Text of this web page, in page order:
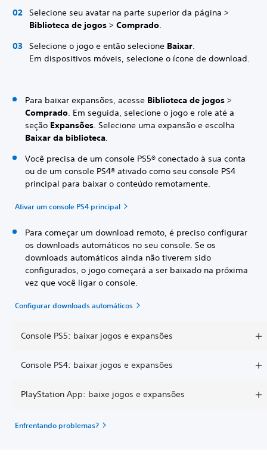
Selecione seu avatar na parte superior da página >
Biblioteca de jogos > Comprado.
Selecione o jogo e então selecione Baixar.
Em dispositivos móveis, selecione o ícone de download.
Para baixar expansões, acesse Biblioteca de jogos >
Comprado. Em seguida, selecione o jogo e role até a
seção Expansões. Selecione uma expansão e escolha
Baixar da biblioteca.
Você precisa de um console PS5® conectado à sua conta
ou de um console PS4® ativado como seu console PS4
principal para baixar o conteúdo remotamente.
Ativar um console PS4 principal
Para começar um download remoto, é preciso configurar
os downloads automáticos no seu console. Se os
downloads automáticos ainda não tiverem sido
configurados, o jogo começará a ser baixado na próxima
vez que você ligar o console.
Configurar downloads automáticos
Console PS5: baixar jogos e expansões
Console PS4: baixar jogos e expansões
PlayStation App: baixe jogos e expansões
Enfrentando problemas?